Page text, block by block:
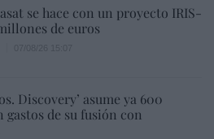
se hace con un proyecto IRIS-
de euros
Discovery’ asume ya 600
gastos de su fusión con